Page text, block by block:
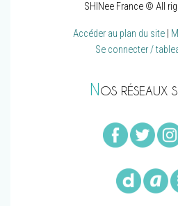
SHINee France © All
Accéder au plan du site|
Se connecter /
N OS RÉSEAUX